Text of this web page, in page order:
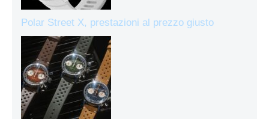
Polar Street X, prestazioni al prezzo giusto